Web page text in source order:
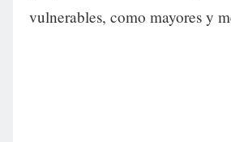
vulnerables, como mayores y